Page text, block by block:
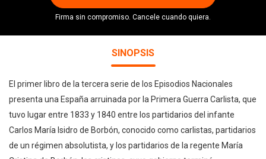
Firma sin compromiso. Cancele cuando quiera.
SINOPSIS
El primer libro de la tercera serie de los Episodios Nacionales
presenta una España arruinada por la Primera Guerra Carlista, que
tuvo lugar entre 1833 y 1840 entre los partidarios del infante
Carlos María Isidro de Borbón, conocido como carlistas, partidarios
de un régimen absolutista, y los partidarios de la regente María